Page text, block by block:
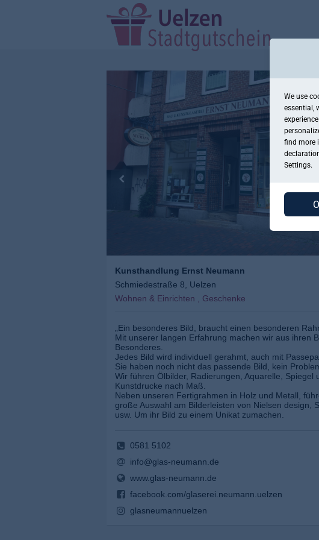
Kunsthandlung Ernst Neumann
Schmiedestraße 8, Uelzen
Wohnen & Einrichten , Geschenke
„Ein besonderes Bild, braucht einen besonderen
Mit unserer langen Erfahrung machen wir aus ihren
Besonderes.
Jedes Bild wird individuell gerahmt, auch mit
Sie haben noch nicht das passende Bild, kein
Wir führen Ölbilder, Radierungen, Aquarelle, Spiegel
Kunstdrucke nach Maß.
Neben unseren Fertigrahmen in Holz und Metall,
große Auswahl am Bilderleisten von Nielsen design,
usw. Um ihr Bild zu einem Unikat zumachen.
0581 5102
info@glas-neumann.de
www.glas-neumann.de
facebook.com/glaserei.neumann.uelzen
glasneumannuelzen
We use
essential,
find more
Settings.